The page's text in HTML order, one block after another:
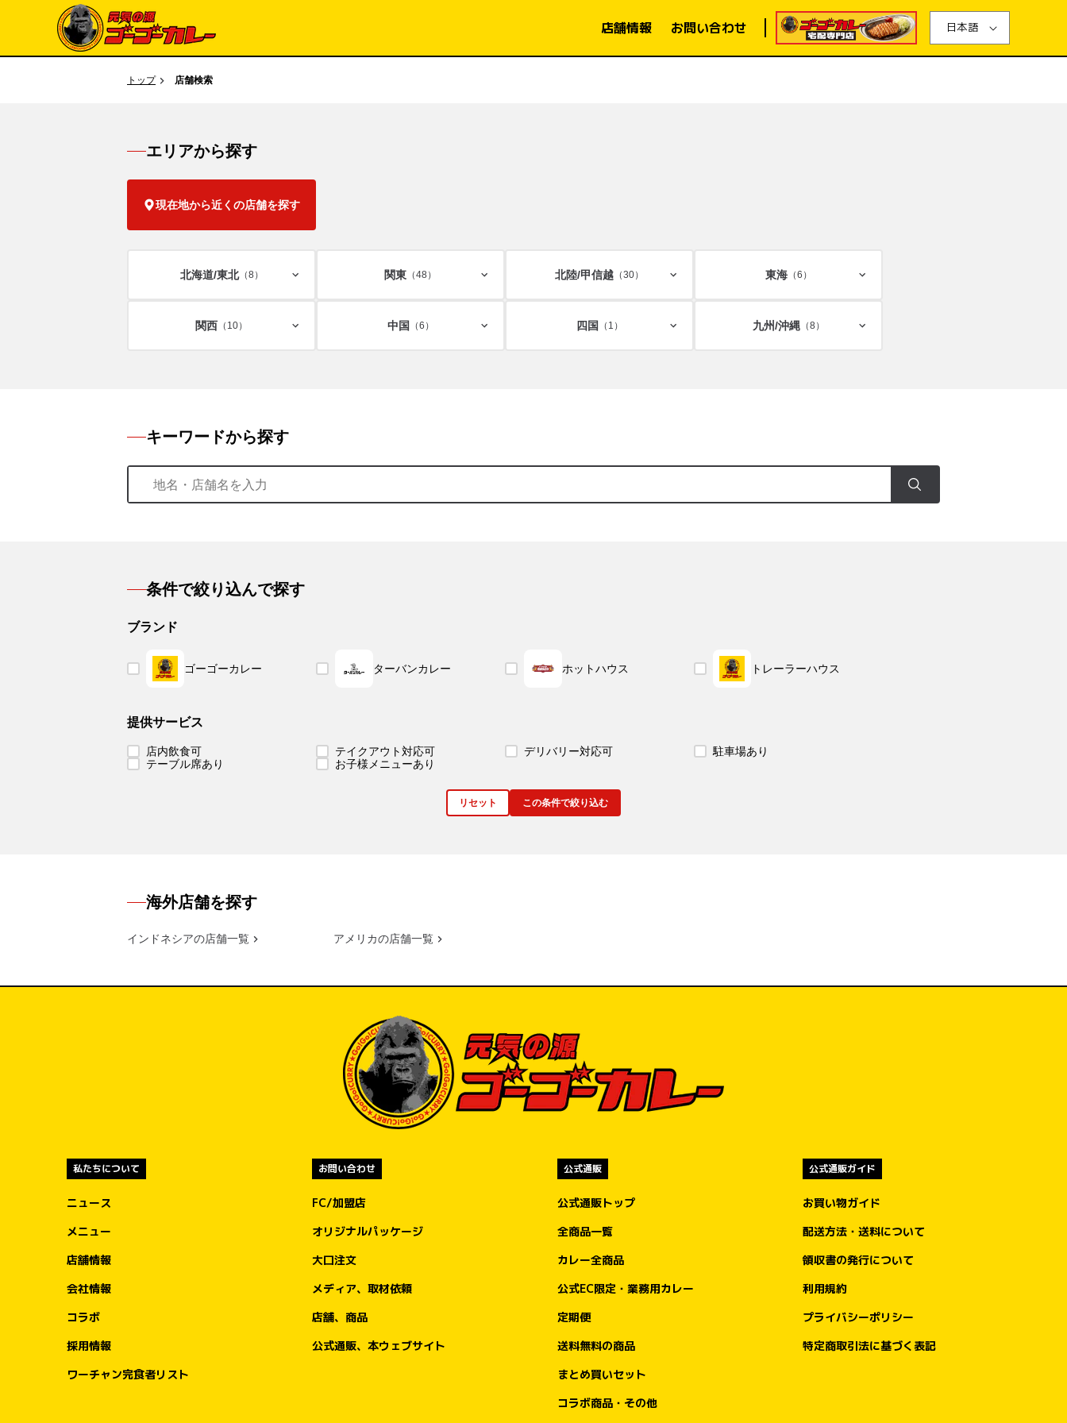
店舗情報 お問い合わせ 日本語
トップ 店舗検索
エリアから探す
現在地から近くの店舗を探す
北海道/東北（8） 関東 （48） 北陸/甲信越 （30） 東海（6）
関西 （10） 中国 （6） 四国 （1） 九州/沖縄（8）
キーワードから探す
条件で絞り込んで探す
ブランド
ゴーゴーカレー ターバンカレー ホットハウス トレーラーハウス
提供サービス
店内飲食可 テイクアウト対応可 デリバリー対応可
駐車場あり
テーブル席あり
お子様メニューあり
リセット この条件で絞り込む
海外店舗を探す
インドネシアの店舗一覧 アメリカの店舗一覧
私たちについて
ニュース
メニュー
店舗情報
会社情報
コラボ
採用情報
ワーチャン完食者リスト
お問い合わせ
FC/加盟店
オリジナルパッケージ
大口注文
メディア、取材依頼
店舗、商品
公式通販、本ウェブサイト
公式通販
公式通販トップ
全商品一覧
カレー全商品
公式EC限定・業務用カレー
定期便
送料無料の商品
まとめ買いセット
コラボ商品・その他
公式通販ガイド
お買い物ガイド
配送方法・送料について
領収書の発行について
利用規約
プライバシーポリシー
特定商取引法に基づく表記